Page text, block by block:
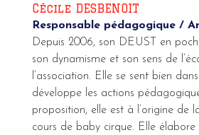
Cécile DESBENOIT
Responsable pédagogique /
Depuis 2006, son DEUST en
son dynamisme et son sens de
l’association. Elle se sent bien
développe les actions
proposition, elle est à l’origine de
cours de baby cirque. Elle élabore